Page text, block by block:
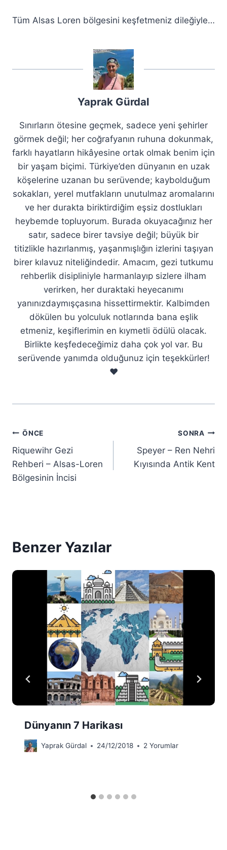
Tüm Alsas Loren bölgesini keşfetmeniz dileğiyle…
Yaprak Gürdal
Sınırların ötesine geçmek, sadece yeni şehirler
görmek değil; her coğrafyanın ruhuna dokunmak,
farklı hayatların hikâyesine ortak olmak benim için
bir yaşam biçimi. Türkiye’den dünyanın en uzak
köşelerine uzanan bu serüvende; kaybolduğum
sokakları, yerel mutfakların unutulmaz aromalarını
ve her durakta biriktirdiğim eşsiz dostlukları
heybemde topluyorum. Burada okuyacağınız her
satır, sadece birer tavsiye değil; büyük bir
titizlikle hazırlanmış, yaşanmışlığın izlerini taşıyan
birer kılavuz niteliğindedir. Amacım, gezi tutkumu
rehberlik disipliniyle harmanlayıp sizlere ilham
verirken, her duraktaki heyecanımı
yanınızdaymışçasına hissettirmektir. Kalbimden
dökülen bu yolculuk notlarında bana eşlik
etmeniz, keşiflerimin en kıymetli ödülü olacak.
Birlikte keşfedeceğimiz daha çok yol var. Bu
serüvende yanımda olduğunuz için teşekkürler!
❤️
Yazı
gezinmesi
ÖNCE
Riquewihr Gezi
Rehberi – Alsas-Loren
Bölgesinin İncisi
SONRA
Speyer – Ren Nehri
Kıyısında Antik Kent
Benzer Yazılar
Dünyanın 7 Harikası
Yaprak Gürdal 24/12/2018 2 Yorumlar